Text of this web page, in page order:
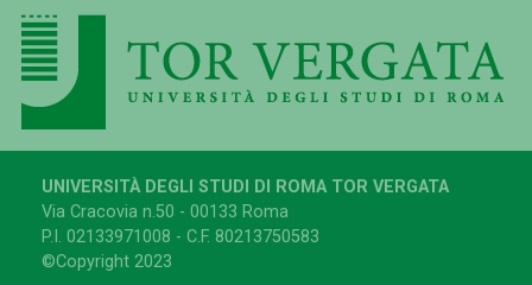
UNIVERSITÀ DEGLI STUDI DI ROMA TOR VERGATA
Via Cracovia n.50 - 00133 Roma
P.I. 02133971008 - C.F. 80213750583
©Copyright 2023